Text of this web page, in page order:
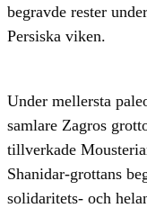
begravde rester
Persiska viken.
Under mellersta
samlare Zagros
tillverkade
Shanidar-grottans
solidaritets- och